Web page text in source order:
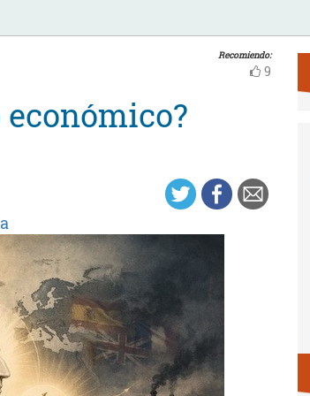
Recomiendo:
9
económico?